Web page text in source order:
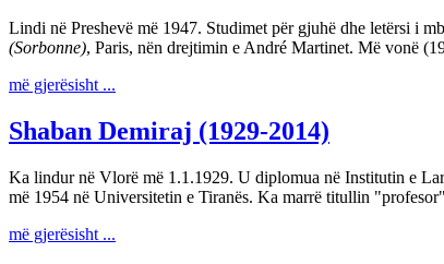
Lindi në Preshevë më 1947. Studimet për gjuhë dhe letërsi i
(Sorbonne), Paris, nën drejtimin e André Martinet. Më vonë
më gjerësisht ...
Shaban Demiraj (1929-2014)
Ka lindur në Vlorë më 1.1.1929. U diplomua në Institutin e
më 1954 në Universitetin e Tiranës. Ka marrë titullin
më gjerësisht ...